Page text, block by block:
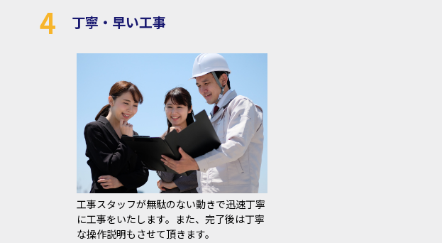
4 丁寧・早い工事
工事スタッフが無駄のない動きで迅速丁寧
に工事をいたします。また、完了後は丁寧
な操作説明もさせて頂きます。